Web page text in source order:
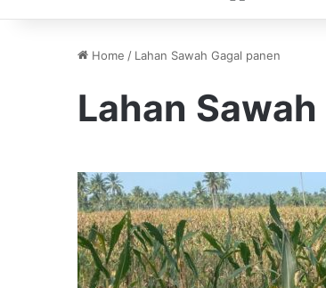
Home / Lahan Sawah Gagal panen
Lahan